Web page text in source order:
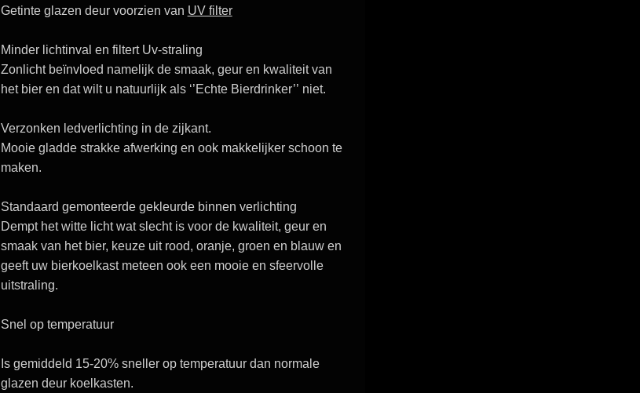
Getinte glazen deur voorzien van UV filter
Minder lichtinval en filtert Uv-straling
Zonlicht beïnvloed namelijk de smaak, geur en kwaliteit van
het bier en dat wilt u natuurlijk als ‘’Echte Bierdrinker’’ niet.
Verzonken ledverlichting in de zijkant.
Mooie gladde strakke afwerking en ook makkelijker schoon te
maken.
Standaard gemonteerde gekleurde binnen verlichting
Dempt het witte licht wat slecht is voor de kwaliteit, geur en
smaak van het bier, keuze uit rood, oranje, groen en blauw en
geeft uw bierkoelkast meteen ook een mooie en sfeervolle
uitstraling.
Snel op temperatuur
Is gemiddeld 15-20%sneller op temperatuur dan normale
glazen deur koelkasten.